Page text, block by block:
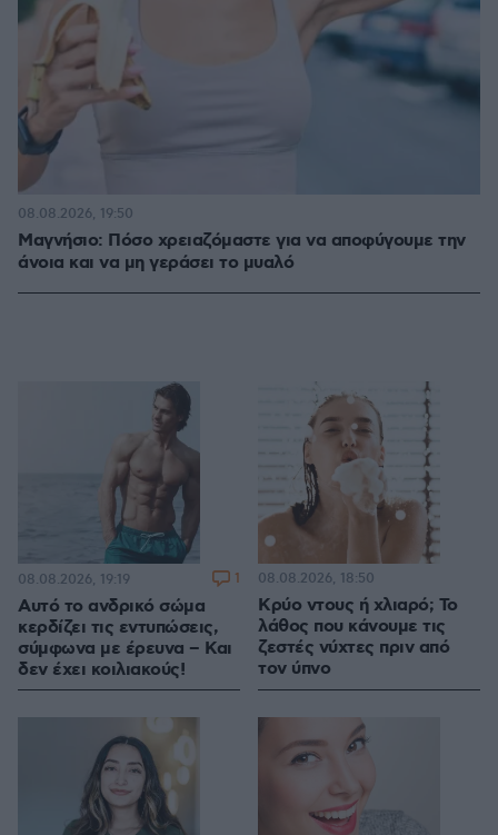
Μαγνήσιο: Πόσο χρειαζόμαστε για να αποφύγουμε την
άνοια και να μη γεράσει το μυαλό
08.08.2026, 19:50
Αυτό το ανδρικό σώμα
κερδίζει τις εντυπώσεις,
σύμφωνα με έρευνα – Και
δεν έχει κοιλιακούς!
08.08.2026, 19:19 1
Κρύο ντους ή χλιαρό; Το
λάθος που κάνουμε τις
ζεστές νύχτες πριν από
τον ύπνο
08.08.2026, 18:50